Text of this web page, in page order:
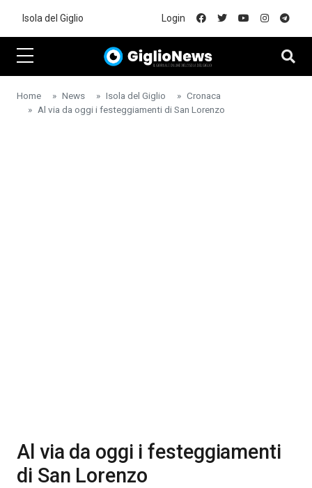
Isola del Giglio Login
Home News Isola del Giglio
Cronaca
Al via da oggi i festeggiamenti di San Lorenzo
Al via da oggi i festeggiamenti
di San Lorenzo